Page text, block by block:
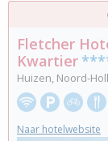
Fletcher
Kwartier
Huizen, Noord-
Naar hotelwebsite